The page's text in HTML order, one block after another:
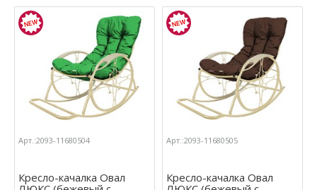
Арт.:2093-11680504
Кресло-качалка Овал
Арт.:2093-11680505
Кресло-качалка Овал